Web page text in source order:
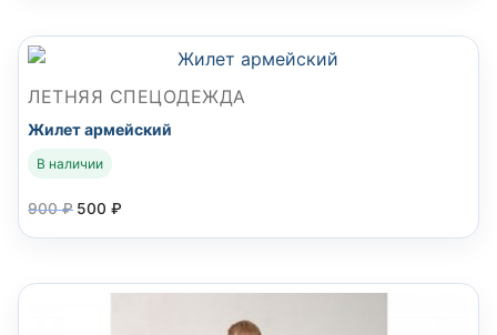
ЛЕТНЯЯ СПЕЦОДЕЖДА
Жилет армейский
В наличии
900₽ 500 ₽